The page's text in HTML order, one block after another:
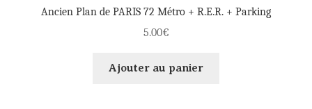
Ancien Plan de PARIS 72 Métro + R.E.R. + Parking
5.00€
Ajouter au panier